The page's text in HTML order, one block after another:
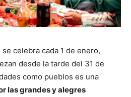
celebra cada 1 de enero,
desde la tarde del 31 de
como pueblos es una
las grandes y alegres